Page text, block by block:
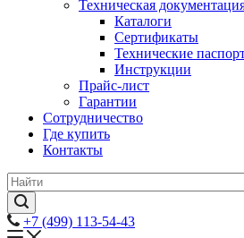
Техническая
Каталоги
Сертификаты
Технические
Инструкции
Прайс-лист
Гарантии
Сотрудничество
Где купить
Контакты
+7 (499) 113-54-43